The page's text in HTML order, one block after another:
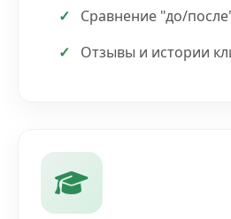
Сравнение "до/
Отзывы и истории